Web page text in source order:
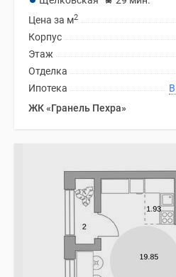
Цена за м2
Корпус
Этаж
Отделка
Ипотека
ЖК «Гранель Пехра»